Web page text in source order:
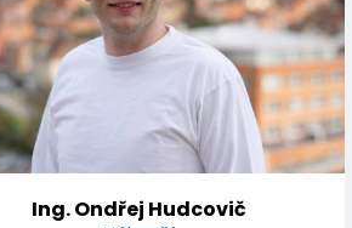
Ing. Ondřej Hudcovič